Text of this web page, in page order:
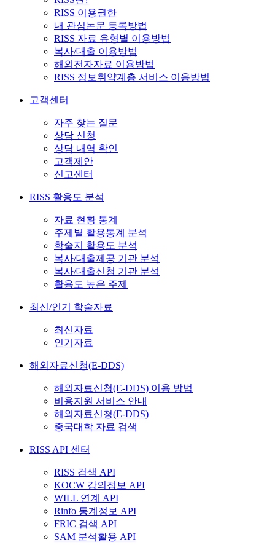
RISS 이용권한
내 관심논문 등록방법
RISS 자료 유형별 이용방법
복사/대출 이용방법
해외전자자료 이용방법
RISS 정보취약계층 서비스 이용방법
고객센터
자주 찾는 질문
상담 신청
상담 내역 확인
고객제안
신고센터
RISS 활용도 분석
자료 현황 통계
주제별 활용통계 분석
학술지 활용도 분석
복사/대출제공 기관 분석
복사/대출신청 기관 분석
활용도 높은 주제
최신/인기 학술자료
최신자료
인기자료
해외자료신청(E-DDS)
해외자료신청(E-DDS) 이용 방법
비용지원 서비스 안내
해외자료신청(E-DDS)
중국대학 자료 검색
RISS API 센터
RISS 검색 API
KOCW 강의정보 API
WILL 연계 API
Rinfo 통계정보 API
FRIC 검색 API
SAM 분석활용 API